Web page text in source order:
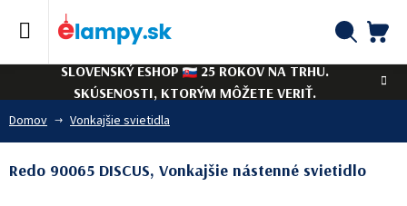
SLOVENSKÝ ESHOP
25 ROKOV NA TRHU.
SKÚSENOSTI, KTORÝM MÔŽETE VERIŤ.
Domov Vonkajšie svietidla
Redo 90065 DISCUS, Vonkajšie nástenné svietidlo